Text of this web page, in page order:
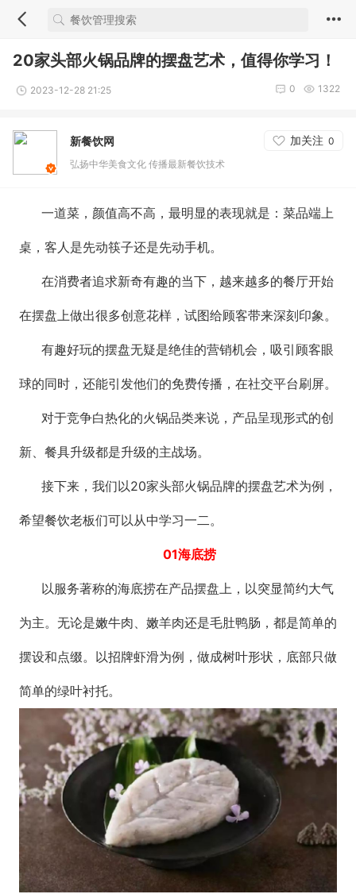
20家头部火锅品牌的摆盘艺术，值得你学习！
2023-12-28 21:25 1322
0
新餐饮网 加关注 0
弘扬中华美食文化 传播最新餐饮技术
一道菜，颜值高不高，最明显的表现就是：菜品端上
桌，客人是先动筷子还是先动手机。
在消费者追求新奇有趣的当下，越来越多的餐厅开始
在摆盘上做出很多创意花样，试图给顾客带来深刻印象。
有趣好玩的摆盘无疑是绝佳的营销机会，吸引顾客眼
球的同时，还能引发他们的免费传播，在社交平台刷屏。
对于竞争白热化的火锅品类来说，产品呈现形式的创
新、餐具升级都是升级的主战场。
接下来，我们以20家头部火锅品牌的摆盘艺术为例，
希望餐饮老板们可以从中学习一二。
01海底捞
以服务著称的海底捞在产品摆盘上，以突显简约大气
为主。无论是嫩牛肉、嫩羊肉还是毛肚鸭肠，都是简单的
摆设和点缀。以招牌虾滑为例，做成树叶形状，底部只做
简单的绿叶衬托。